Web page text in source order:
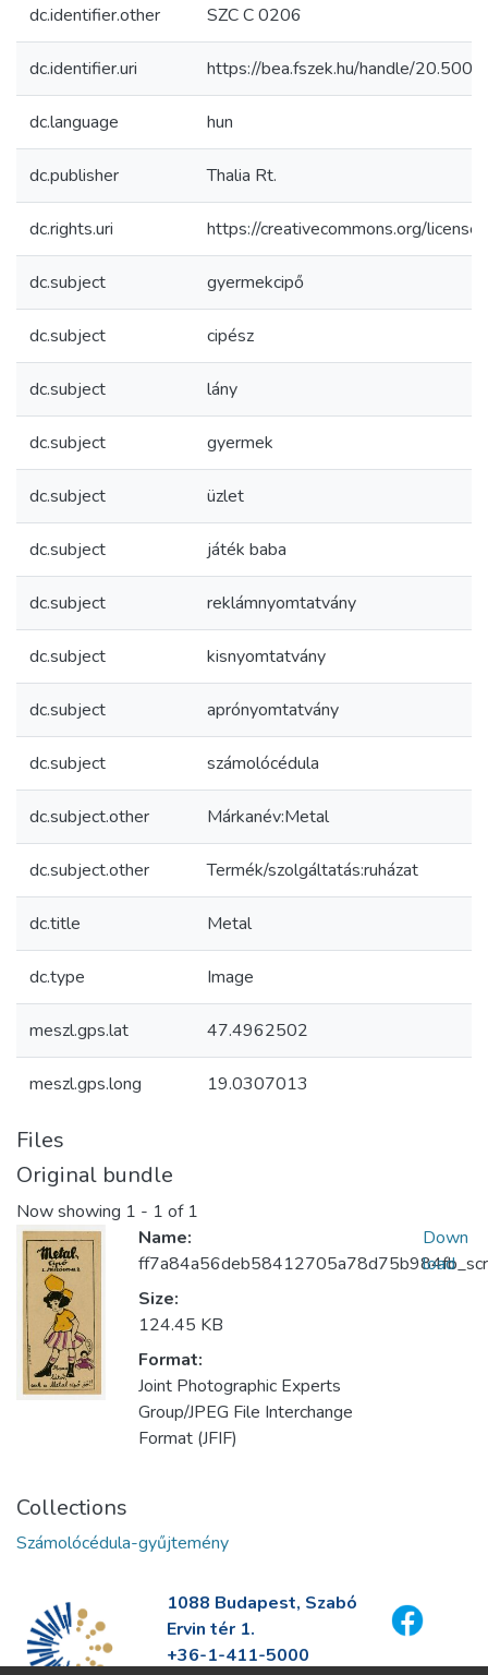
dc.identifier.other SZC C 0206
dc.identifier.uri https://bea.fszek.hu/handle/
dc.language hun
dc.publisher Thalia Rt.
dc.rights.uri https://creativecommons.org/
dc.subject gyermekcipő
dc.subject cipész
dc.subject lány
dc.subject gyermek
dc.subject üzlet
dc.subject játék baba
dc.subject reklámnyomtatvány
dc.subject kisnyomtatvány
dc.subject aprónyomtatvány
dc.subject számolócédula
dc.subject.other Márkanév:Metal
dc.subject.other Termék/szolgáltatás:ruházat
dc.title Metal
dc.type Image
meszl.gps.lat 47.4962502
meszl.gps.long 19.0307013
Files
Original bundle
Now showing 1 - 1 of 1
Name:
Size:
124.45 KB
Format:
Joint Photographic Experts
Group/JPEG File Interchange
Format (JFIF)
Down
load
Collections
Számolócédula-gyűjtemény
1088 Budapest, Szabó
Ervin tér 1.
+36-1-411-5000